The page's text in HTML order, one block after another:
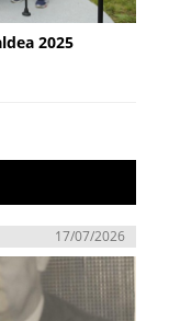
2025
17/07/2026